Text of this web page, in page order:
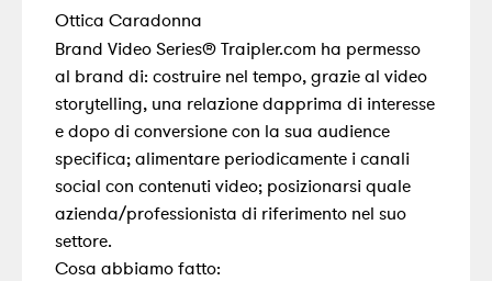
Ottica Caradonna
Brand Video Series® Traipler.com ha permesso
al brand di: costruire nel tempo, grazie al video
storytelling, una relazione dapprima di interesse
e dopo di conversione con la sua audience
specifica; alimentare periodicamente i canali
social con contenuti video; posizionarsi quale
azienda/professionista di riferimento nel suo
settore.
Cosa abbiamo fatto: